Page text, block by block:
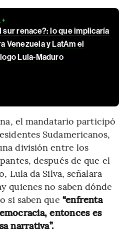
+
sur renace?: lo que implicaría
Venezuela y LatAm el
Lula-Maduro
el mandatario participó
Sudamericanos,
división entre los
después de que el
Lula da Silva, señalara
quienes no saben dónde
si saben que “enfrenta
entonces es
narrativa”.